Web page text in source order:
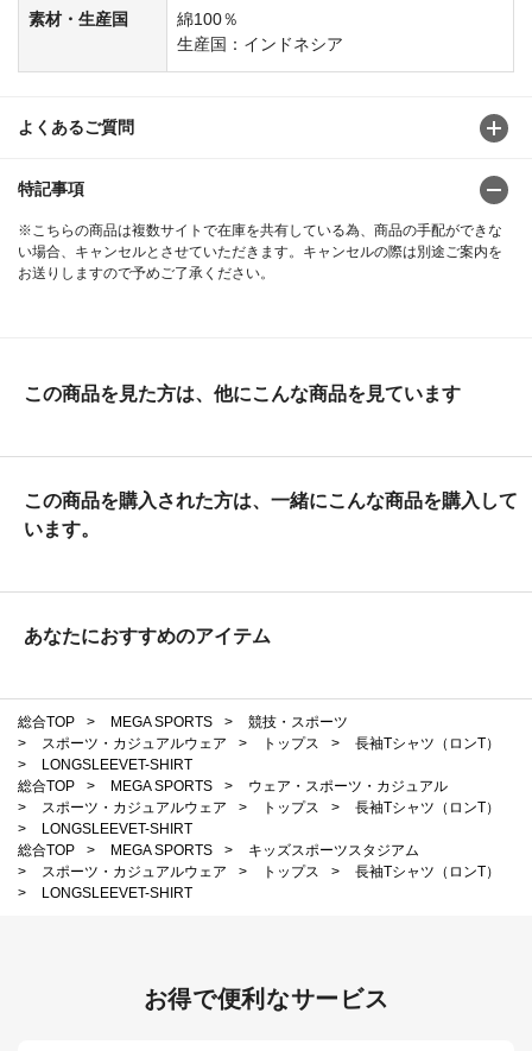
素材・生産国
綿100％
生産国：インドネシア
よくあるご質問
特記事項
※こちらの商品は複数サイトで在庫を共有している為、商品の手配ができな
い場合、キャンセルとさせていただきます。キャンセルの際は別途ご案内を
お送りしますので予めご了承ください。
この商品を見た方は、他にこんな商品を見ています
この商品を購入された方は、一緒にこんな商品を購入して
います。
あなたにおすすめのアイテム
総合TOP > MEGA SPORTS >
競技・スポーツ
>
スポーツ・カジュアルウェア > トップス >
長袖Tシャツ（ロンT）
>
LONGSLEEVET-SHIRT
総合TOP
> MEGA SPORTS >
ウェア・スポーツ・カジュアル
>
スポーツ・カジュアルウェア > トップス >
長袖Tシャツ（ロンT）
>
LONGSLEEVET-SHIRT
総合TOP
> MEGA SPORTS >
キッズスポーツスタジアム
>
スポーツ・カジュアルウェア > トップス >
長袖Tシャツ（ロンT）
>
LONGSLEEVET-SHIRT
お得で便利なサービス